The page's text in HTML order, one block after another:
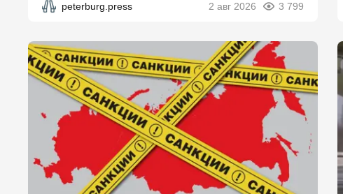
peterburg.press 2 авг 2026 3 799